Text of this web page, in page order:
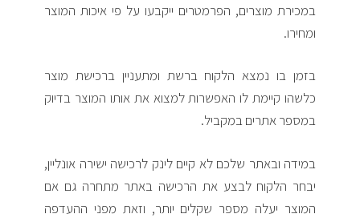
במכירת מוצרים, הפרמטרים ייקבעו על פי איכות המוצר
ומחירו.
בזמן בו נמצא הלקוח ברשת ומתעניין ברכישת מוצר
כלשהו קיימת לו האפשרות למצוא את אותו המוצר בדיוק
במספר אתרים במקביל.
במידה ובאתר שלכם לא קיים לינק לרכישה ישירה אונליין,
יבחר הלקוח לבצע את הרכישה באתר מתחרה גם אם
המוצר יעלה מספר שקלים יותר, וזאת מפני ההעדפה